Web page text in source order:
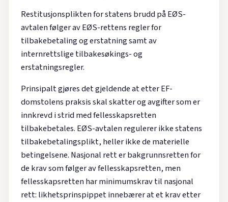
Restitusjonsplikten for statens brudd på EØS-
avtalen følger av EØS-rettens regler for
tilbakebetaling og erstatning samt av
internrettslige tilbakesøkings- og
erstatningsregler.
Prinsipalt gjøres det gjeldende at etter EF-
domstolens praksis skal skatter og avgifter som er
innkrevd i strid med fellesskapsretten
tilbakebetales. EØS-avtalen regulerer ikke statens
tilbakebetalingsplikt, heller ikke de materielle
betingelsene. Nasjonal rett er bakgrunnsretten for
de krav som følger av fellesskapsretten, men
fellesskapsretten har minimumskrav til nasjonal
rett: likhetsprinspippet innebærer at et krav etter